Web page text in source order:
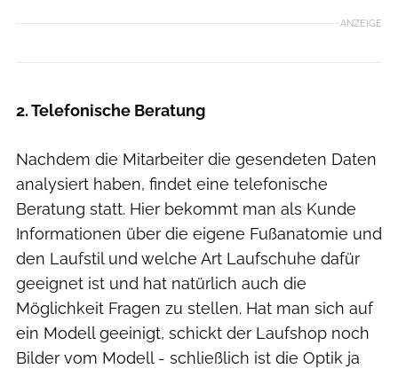
ANZEIGE
2. Telefonische Beratung
Nachdem die Mitarbeiter die gesendeten Daten
analysiert haben, findet eine telefonische
Beratung statt. Hier bekommt man als Kunde
Informationen über die eigene Fußanatomie und
den Laufstil und welche Art Laufschuhe dafür
geeignet ist und hat natürlich auch die
Möglichkeit Fragen zu stellen. Hat man sich auf
ein Modell geeinigt, schickt der Laufshop noch
Bilder vom Modell - schließlich ist die Optik ja